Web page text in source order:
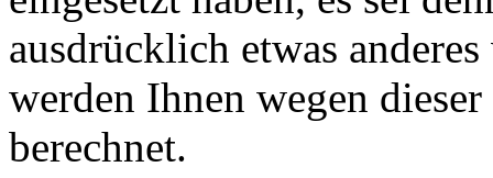
ausdrücklich etwas
werden Ihnen wegen
berechnet.